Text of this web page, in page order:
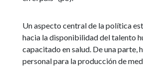
Un aspecto central de la política
hacia la disponibilidad del talento
capacitado en salud. De una parte,
personal para la producción de